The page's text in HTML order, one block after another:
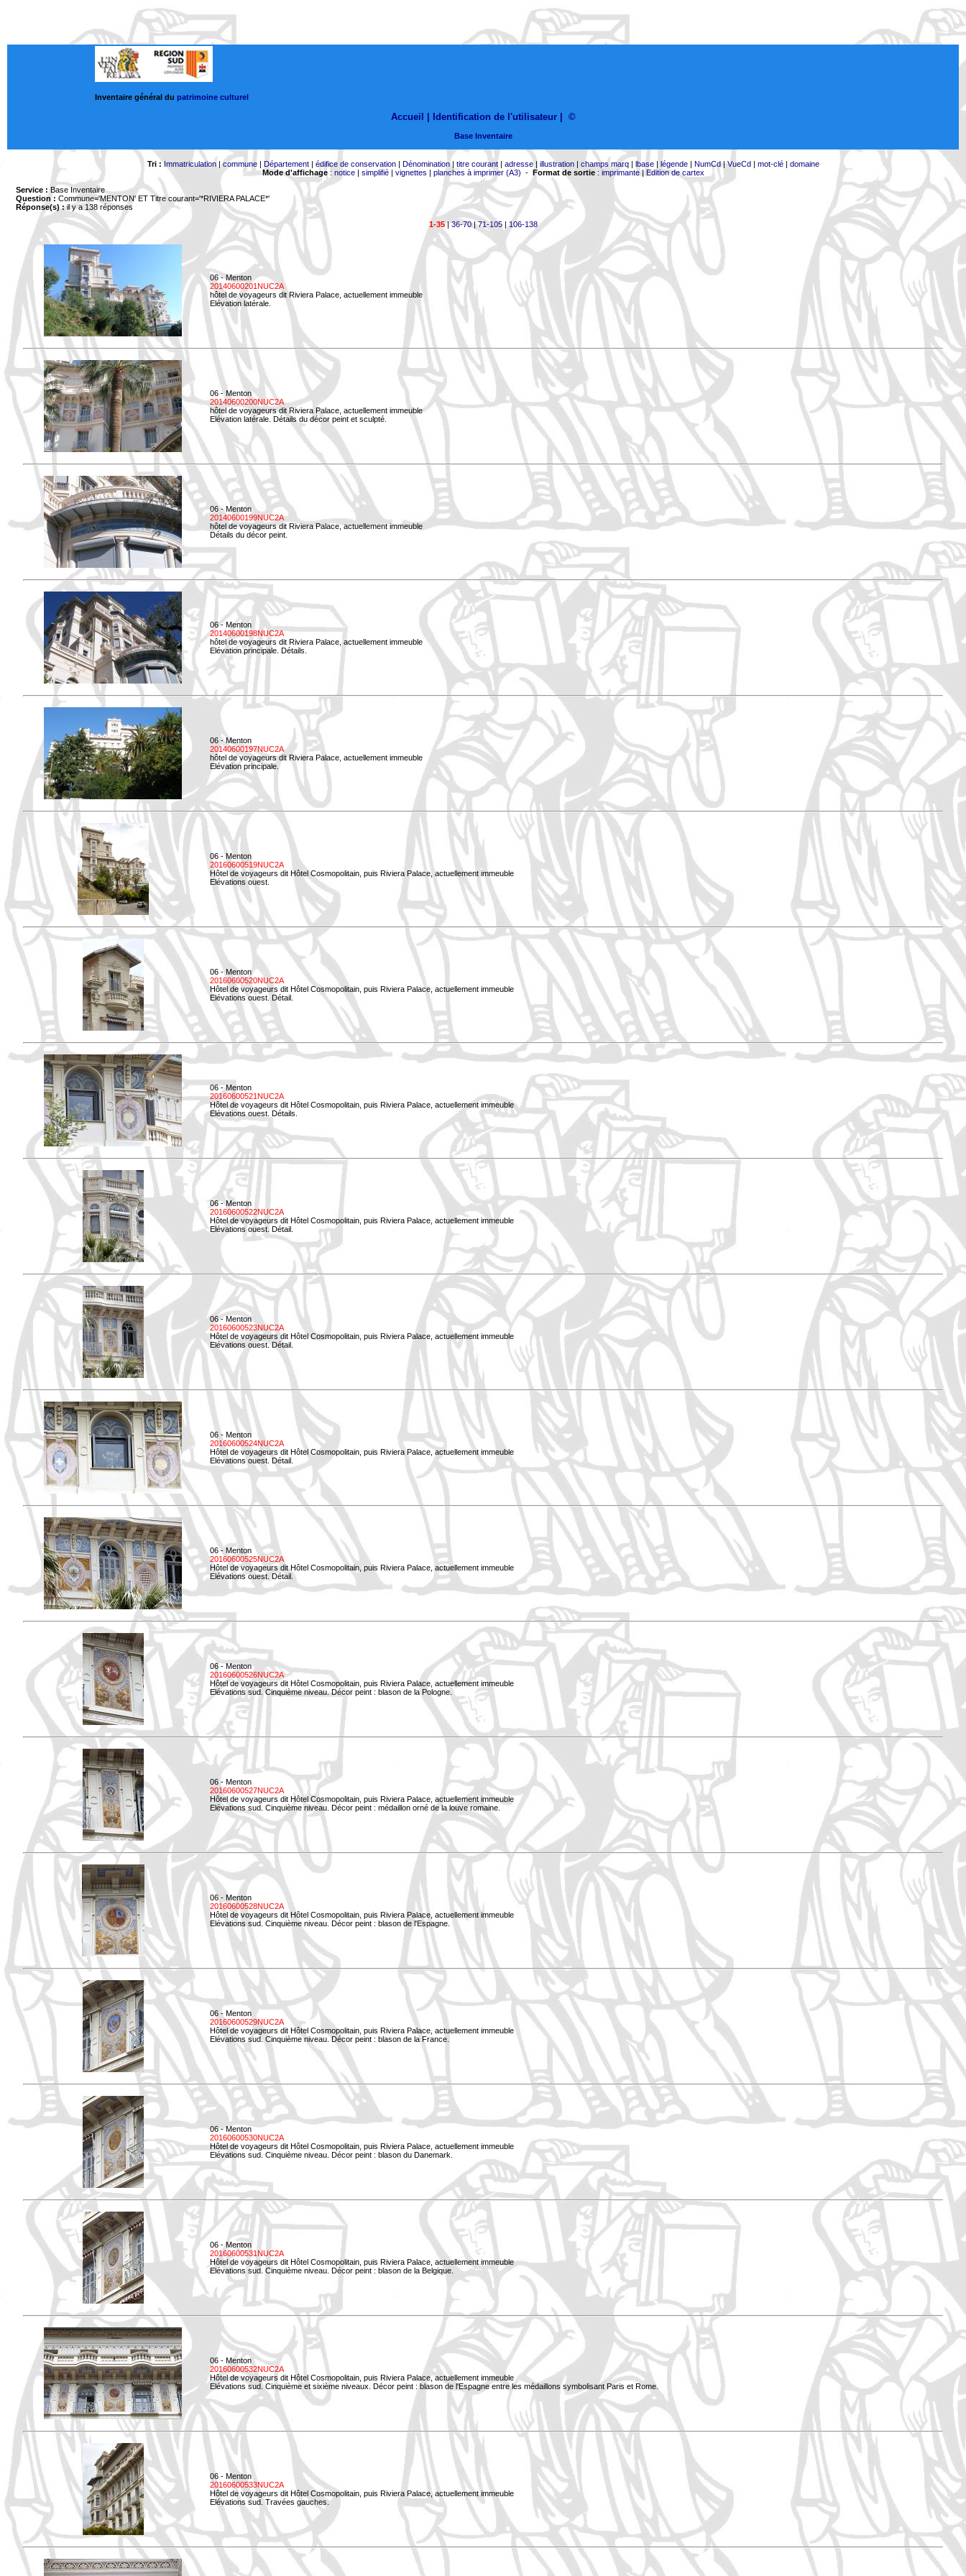
Inventaire général du patrimoine culturel
Accueil | Identification de l'utilisateur ©
Base Inventaire
Tri : Immatriculation|commune| Département| édifice de conservation| Dénomination| titre courant| adresse| illustration| champs marq| lbase| légende| NumCd|VueCd| mot-clé| domaine
Mode d'affichage: notice| simplifié| vignettes | planches à imprimer (A3) - Format de sortie: imprimante|Edition de cartex
Service : Base Inventaire
Question : Commune='MENTON' ET Titre courant='*RIVIERA PALACE*'
Réponse(s) :il y a 138 réponses
1-35|36-70|71-105| 106-138
06 - Menton
20140600201NUC2A
hôtel de voyageurs dit Riviera Palace, actuellement immeuble
Elévation latérale.
06 - Menton
20140600200NUC2A
hôtel de voyageurs dit Riviera Palace, actuellement immeuble
Elévation latérale. Détails du décor peint et sculpté.
06 - Menton
20140600199NUC2A
hôtel de voyageurs dit Riviera Palace, actuellement immeuble
Détails du décor peint.
06 - Menton
20140600198NUC2A
hôtel de voyageurs dit Riviera Palace, actuellement immeuble
Elévation principale. Détails.
06 - Menton
20140600197NUC2A
hôtel de voyageurs dit Riviera Palace, actuellement immeuble
Elévation principale.
06 - Menton
20160600519NUC2A
Hôtel de voyageurs dit Hôtel Cosmopolitain, puis Riviera Palace, actuellement immeuble
Elévations ouest.
06 - Menton
20160600520NUC2A
Hôtel de voyageurs dit Hôtel Cosmopolitain, puis Riviera Palace, actuellement immeuble
Elévations ouest. Détail.
06 - Menton
20160600521NUC2A
Hôtel de voyageurs dit Hôtel Cosmopolitain, puis Riviera Palace, actuellement immeuble
Elévations ouest. Détails.
06 - Menton
20160600522NUC2A
Hôtel de voyageurs dit Hôtel Cosmopolitain, puis Riviera Palace, actuellement immeuble
Elévations ouest. Détail.
06 - Menton
20160600523NUC2A
Hôtel de voyageurs dit Hôtel Cosmopolitain, puis Riviera Palace, actuellement immeuble
Elévations ouest. Détail.
06 - Menton
20160600524NUC2A
Hôtel de voyageurs dit Hôtel Cosmopolitain, puis Riviera Palace, actuellement immeuble
Elévations ouest. Détail.
06 - Menton
20160600525NUC2A
Hôtel de voyageurs dit Hôtel Cosmopolitain, puis Riviera Palace, actuellement immeuble
Elévations ouest. Détail.
06 - Menton
20160600526NUC2A
Hôtel de voyageurs dit Hôtel Cosmopolitain, puis Riviera Palace, actuellement immeuble
Elévations sud. Cinquième niveau. Décor peint : blason de la Pologne.
06 - Menton
20160600527NUC2A
Hôtel de voyageurs dit Hôtel Cosmopolitain, puis Riviera Palace, actuellement immeuble
Elévations sud. Cinquième niveau. Décor peint : médaillon orné de la louve romaine.
06 - Menton
20160600528NUC2A
Hôtel de voyageurs dit Hôtel Cosmopolitain, puis Riviera Palace, actuellement immeuble
Elévations sud. Cinquième niveau. Décor peint : blason de l'Espagne.
06 - Menton
20160600529NUC2A
Hôtel de voyageurs dit Hôtel Cosmopolitain, puis Riviera Palace, actuellement immeuble
Elévations sud. Cinquième niveau. Décor peint : blason de la France.
06 - Menton
20160600530NUC2A
Hôtel de voyageurs dit Hôtel Cosmopolitain, puis Riviera Palace, actuellement immeuble
Elévations sud. Cinquième niveau. Décor peint : blason du Danemark.
06 - Menton
20160600531NUC2A
Hôtel de voyageurs dit Hôtel Cosmopolitain, puis Riviera Palace, actuellement immeuble
Elévations sud. Cinquième niveau. Décor peint : blason de la Belgique.
06 - Menton
20160600532NUC2A
Hôtel de voyageurs dit Hôtel Cosmopolitain, puis Riviera Palace, actuellement immeuble
Elévations sud. Cinquième et sixième niveaux. Décor peint : blason de l'Espagne entre les médaillons symbolisant Paris et Rome.
06 - Menton
20160600533NUC2A
Hôtel de voyageurs dit Hôtel Cosmopolitain, puis Riviera Palace, actuellement immeuble
Elévations sud. Travées gauches.